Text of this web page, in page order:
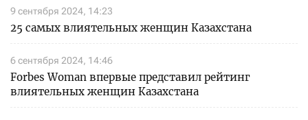
9 сентября 2024, 14:23
25 самых влиятельных женщин Казахстана
6 сентября 2024, 14:46
Forbes Woman впервые представил рейтинг
влиятельных женщин Казахстана